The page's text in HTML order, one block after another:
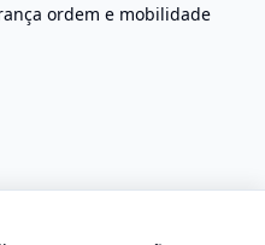
ordem e mobilidade